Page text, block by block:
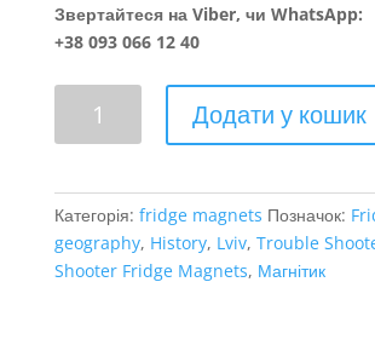
Звертайтеся на Viber, чи WhatsApp:
+38 093 066 12 40
кількість
Додати у кошик
Категорія: fridge magnets Позначок:
geography, History, Lviv, Trouble
Shooter Fridge Magnets, Магнітик